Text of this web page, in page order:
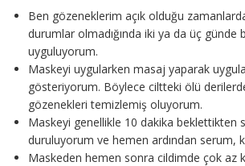
Ben gözeneklerim açık olduğu
durumlar olmadığında iki ya da üç günde
uyguluyorum.
Maskeyi uygularken masaj yaparak
gösteriyorum. Böylece ciltteki ölü
gözenekleri temizlemiş oluyorum.
Maskeyi genellikle 10 dakika beklettikten
duruluyorum ve hemen ardından serum,
Maskeden hemen sonra cildimde çok az